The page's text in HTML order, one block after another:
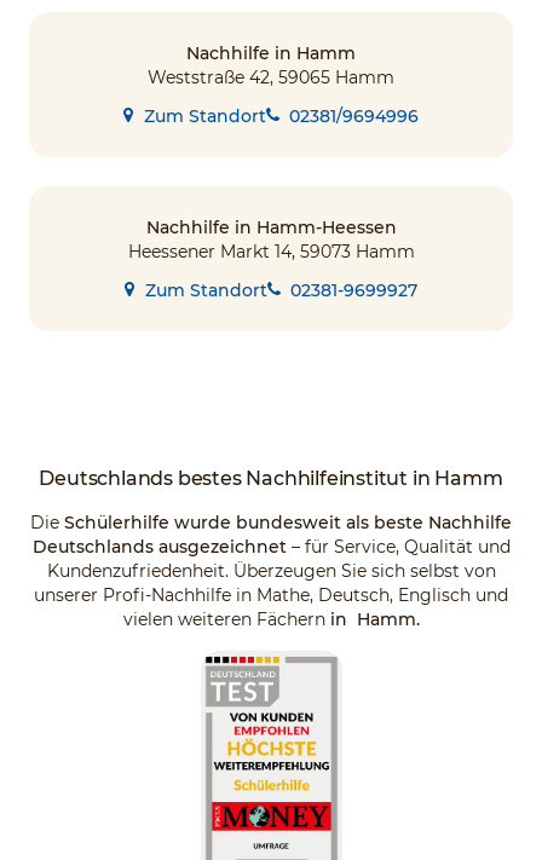
Nachhilfe in Hamm
Weststraße 42, 59065 Hamm
Zum Standort
02381/9694996
Nachhilfe in Hamm-Heessen
Heessener Markt 14, 59073 Hamm
Zum Standort
02381-9699927
Deutschlands bestes Nachhilfeinstitut in Hamm
Die Schülerhilfe wurde bundesweit als beste Nachhilfe
Deutschlands ausgezeichnet– für Service, Qualität und
Kundenzufriedenheit. Überzeugen Sie sich selbst von
unserer Profi-Nachhilfe in Mathe, Deutsch, Englisch und
vielen weiteren Fächern in Hamm.